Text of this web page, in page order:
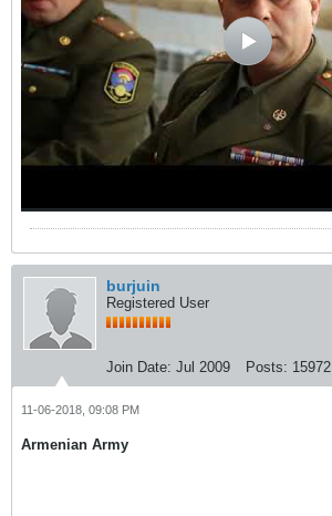
burjuin
Registered User
Join Date: Jul 2009 Posts: 15972
11-06-2018, 09:08 PM
Armenian Army